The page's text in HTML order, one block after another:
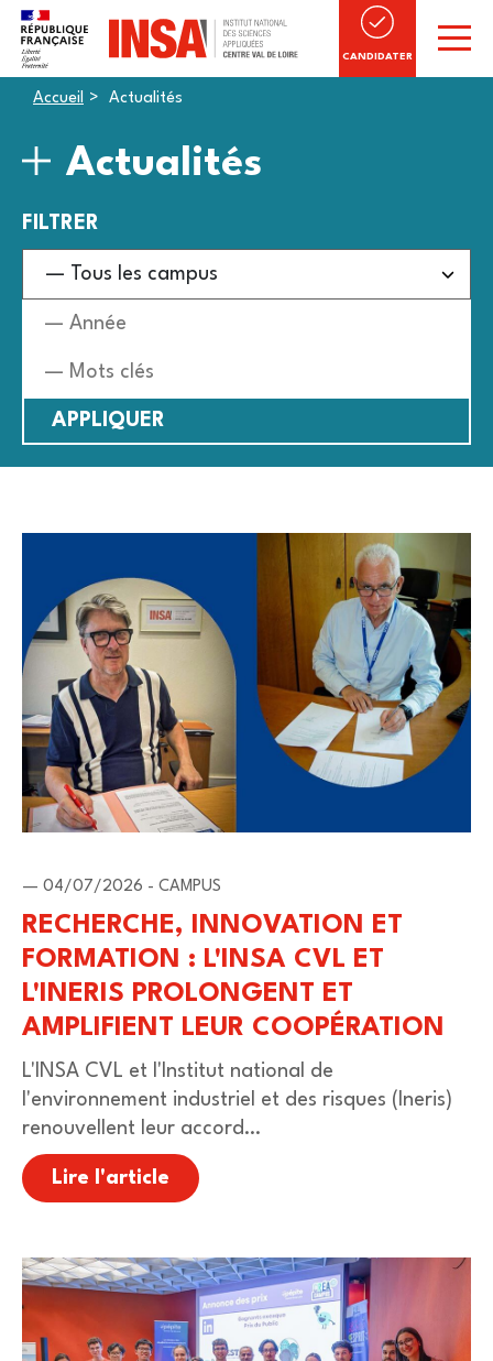
CANDIDATER
Accueil Actualités
Actualités
FILTRER
— 04/07/2026 - CAMPUS
RECHERCHE, INNOVATION ET
FORMATION : L'INSA CVL ET
L'INERIS PROLONGENT ET
AMPLIFIENT LEUR COOPÉRATION
L'INSA CVL et l'Institut national de
l'environnement industriel et des risques (Ineris)
renouvellent leur accord…
Lire l'article